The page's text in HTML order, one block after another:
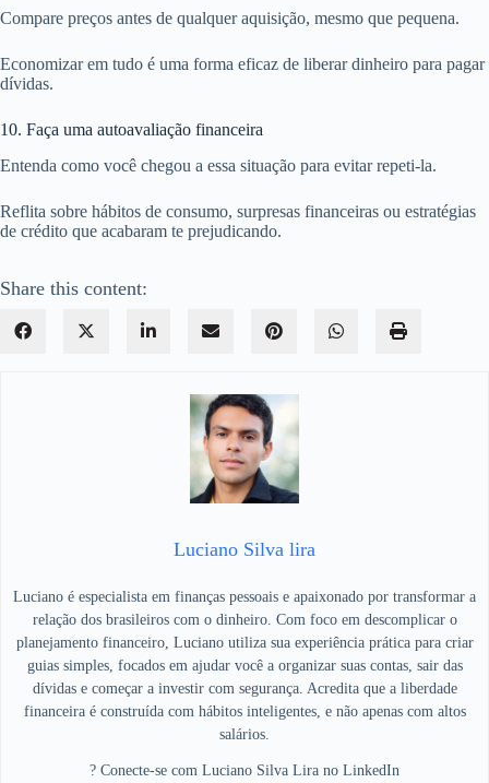
Compare preços antes de qualquer aquisição, mesmo que pequena.
Economizar em tudo é uma forma eficaz de liberar dinheiro para pagar
dívidas.
10. Faça uma autoavaliação financeira
Entenda como você chegou a essa situação para evitar repeti-la.
Reflita sobre hábitos de consumo, surpresas financeiras ou estratégias
de crédito que acabaram te prejudicando.
Share this content:
Luciano Silva lira
Luciano é especialista em finanças pessoais e apaixonado por transformar a
relação dos brasileiros com o dinheiro. Com foco em descomplicar o
planejamento financeiro, Luciano utiliza sua experiência prática para criar
guias simples, focados em ajudar você a organizar suas contas, sair das
dívidas e começar a investir com segurança. Acredita que a liberdade
financeira é construída com hábitos inteligentes, e não apenas com altos
salários.
? Conecte-se com Luciano Silva Lira no LinkedIn